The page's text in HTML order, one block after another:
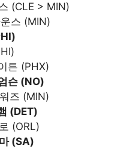
(CLE > MIN)
스 (MIN)
튼 (PHX)
슨 (NO)
즈 (MIN)
(DET)
(ORL)
(SA)